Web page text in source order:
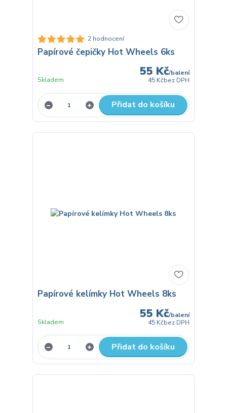
2 hodnocení
Papírové čepičky Hot Wheels 6ks
55 Kč/balení
45 Kčbez DPH
Skladem
Přidat do košíku
Papírové kelímky Hot Wheels 8ks
55 Kč/balení
45 Kčbez DPH
Skladem
Přidat do košíku